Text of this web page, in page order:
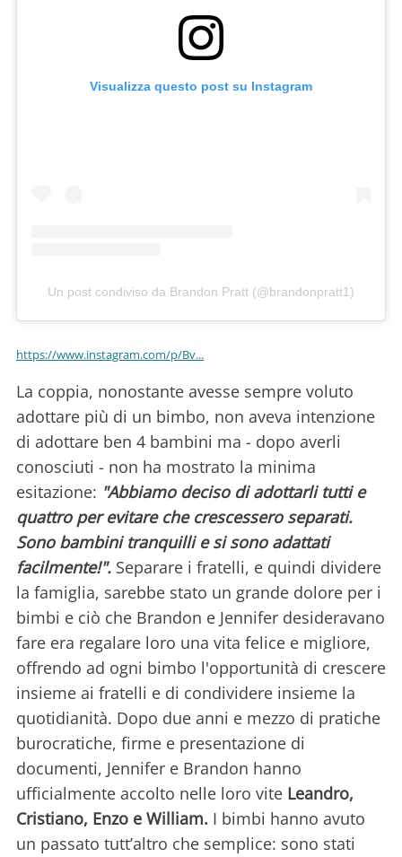
Visualizza questo post su Instagram
Un post condiviso da Brandon Pratt (@brandonpratt1)
https://www.instagram.com/p/Bv...
La coppia, nonostante avesse sempre voluto
adottare più di un bimbo, non aveva intenzione
di adottare ben 4 bambini ma - dopo averli
conosciuti - non ha mostrato la minima
esitazione: "Abbiamo deciso di adottarli tutti e
quattro per evitare che crescessero separati.
Sono bambini tranquilli e si sono adattati
facilmente!". Separare i fratelli, e quindi dividere
la famiglia, sarebbe stato un grande dolore per i
bimbi e ciò che Brandon e Jennifer desideravano
fare era regalare loro una vita felice e migliore,
offrendo ad ogni bimbo l'opportunità di crescere
insieme ai fratelli e di condividere insieme la
quotidianità. Dopo due anni e mezzo di pratiche
burocratiche, firme e presentazione di
documenti, Jennifer e Brandon hanno
ufficialmente accolto nelle loro vite Leandro,
Cristiano, Enzo e William. I bimbi hanno avuto
un passato tutt’altro che semplice: sono stati